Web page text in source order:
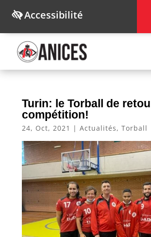
Accessibilité
Turin: le Torball de
compétition!
24, Oct, 2021 | Actualités, Torball